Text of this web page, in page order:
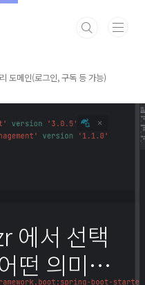
도메인(로그인, 구독 등 가능)
에서 선택
떤 의미일